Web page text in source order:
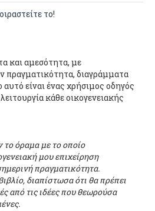
το!
και αμεσότητα, με
πραγματικότητα, διαγράμματα
αυτό είναι ένας χρήσιμος οδηγός
κάθε οικογενειακής
το όραμα με το οποίο
μου επιχείρηση
πραγματικότητα.
διαπίστωσα ότι θα πρέπει
από τις ιδέες που θεωρούσα